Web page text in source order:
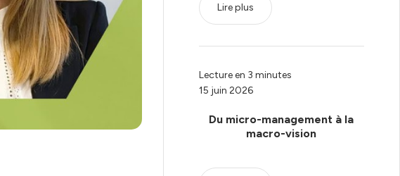
Lire plus
Lecture en 3 minutes
15 juin 2026
Du micro-management à la
macro-vision